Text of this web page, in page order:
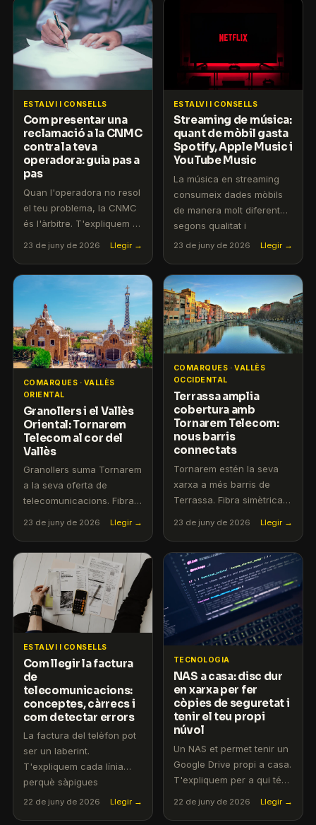
ESTALVI I CONSELLS
Com presentar una
reclamació a la CNMC
contra la teva
operadora: guia pas a
pas
Quan l'operadora no resol
el teu problema, la CNMC
és l'àrbitre. T'expliquem el
23 de juny de 2026 Llegir →
ESTALVI I CONSELLS
Streaming de música:
quant de mòbil gasta
Spotify, Apple Music i
YouTube Music
La música en streaming
consumeix dades mòbils
de manera molt diferent
segons qualitat i
plataforma. Calculem el
23 de juny de 2026 Llegir →
COMARQUES · VALLÈS
ORIENTAL
Granollers i el Vallès
Oriental: Tornarem
Telecom al cor del
Vallès
Granollers suma Tornarem
a la seva oferta de
telecomunicacions. Fibra
23 de juny de 2026 Llegir →
COMARQUES · VALLÈS
OCCIDENTAL
Terrassa amplia
cobertura amb
Tornarem Telecom:
nous barris
connectats
Tornarem estén la seva
xarxa a més barris de
Terrassa. Fibra simètrica i
23 de juny de 2026 Llegir →
ESTALVI I CONSELLS
Com llegir la factura
de
telecomunicacions:
conceptes, càrrecs i
com detectar errors
La factura del telèfon pot
ser un laberint.
T'expliquem cada línia
perquè sàpigues
exactament per què
22 de juny de 2026 Llegir →
TECNOLOGIA
NAS a casa: disc dur
en xarxa per fer
còpies de seguretat i
tenir el teu propi
núvol
Un NAS et permet tenir un
Google Drive propi a casa.
T'expliquem per a qui té
22 de juny de 2026 Llegir →